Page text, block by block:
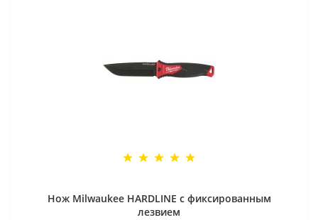
Нож Milwaukee HARDLINE с фиксированным
лезвием